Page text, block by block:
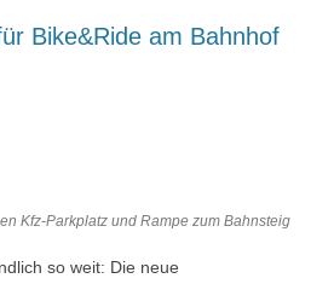
Bike&Ride am Bahnhof
Kfz-Parkplatz und Rampe zum Bahnsteig
so weit: Die neue